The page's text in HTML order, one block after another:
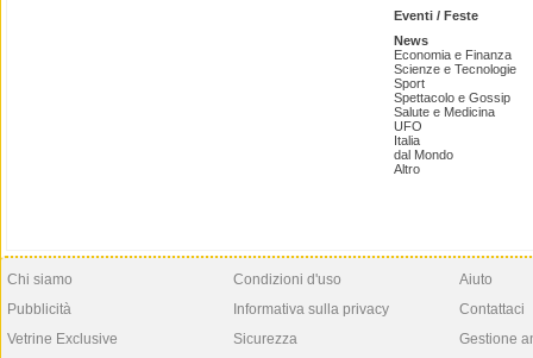
Eventi / Feste
News
Economia e Finanza
Scienze e Tecnologie
Sport
Spettacolo e Gossip
Salute e Medicina
UFO
Italia
dal Mondo
Altro
Chi siamo
Pubblicità
Vetrine Exclusive
Condizioni d'uso
Informativa sulla privacy
Sicurezza
Aiuto
Contattaci
Gestione